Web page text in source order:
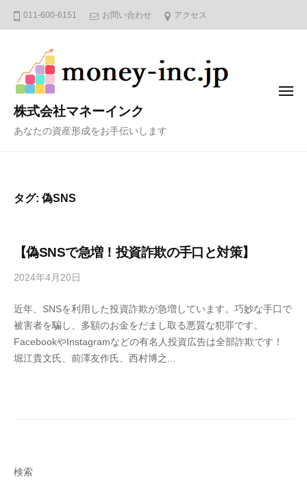
011-600-6151 お問い合わせ アクセス
株式会社マネーインク
あなたの資産形成をお手伝いします
メ
タグ: 偽SNS
【偽SNSで急増！投資詐欺の手口と対策】
2024年4月20日
4
6
3
f
近年、SNSを利用した投資詐欺が急増しています。巧妙な手口で
被害者を騙し、多額のお金をだまし取る悪質な犯罪です。
FacebookやInstagramなどの有名人投資広告は全部詐欺です！
堀江貴文氏、前澤友作氏、西村博之...
検索